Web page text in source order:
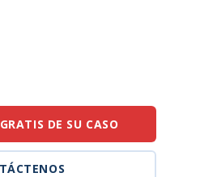
DE SU CASO